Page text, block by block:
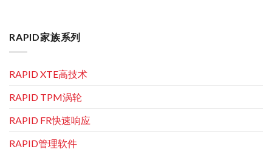
RAPID家族系列
RAPID XTE高技术
RAPID TPM涡轮
RAPID FR快速响应
RAPID管理软件